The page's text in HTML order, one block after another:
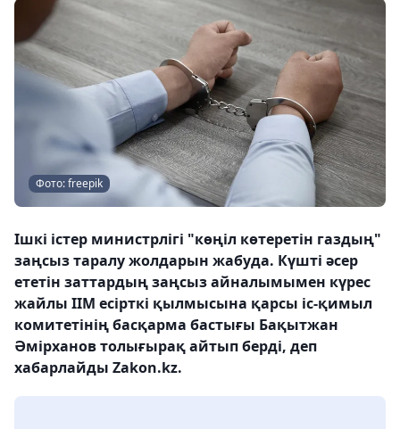
Фото: freepik
Ішкі істер министрлігі "көңіл көтеретін газдың"
заңсыз таралу жолдарын жабуда. Күшті әсер
ететін заттардың заңсыз айналымымен күрес
жайлы ІІМ есірткі қылмысына қарсы іс-қимыл
комитетінің басқарма бастығы Бақытжан
Әмірханов толығырақ айтып берді, деп
хабарлайды Zakon.kz.